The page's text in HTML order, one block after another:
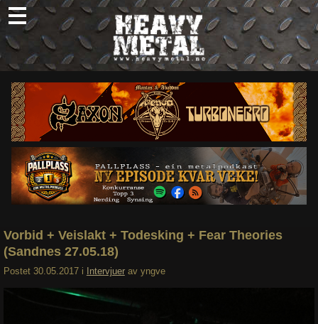
Skip
to
content
Nyheter
Omtaler
Intervjuer
Om oss
Abonner
Søk
Vorbid + Veislakt + Todesking + Fear Theories
(Sandnes 27.05.18)
Postet 30.05.2017 i Intervjuer av yngve